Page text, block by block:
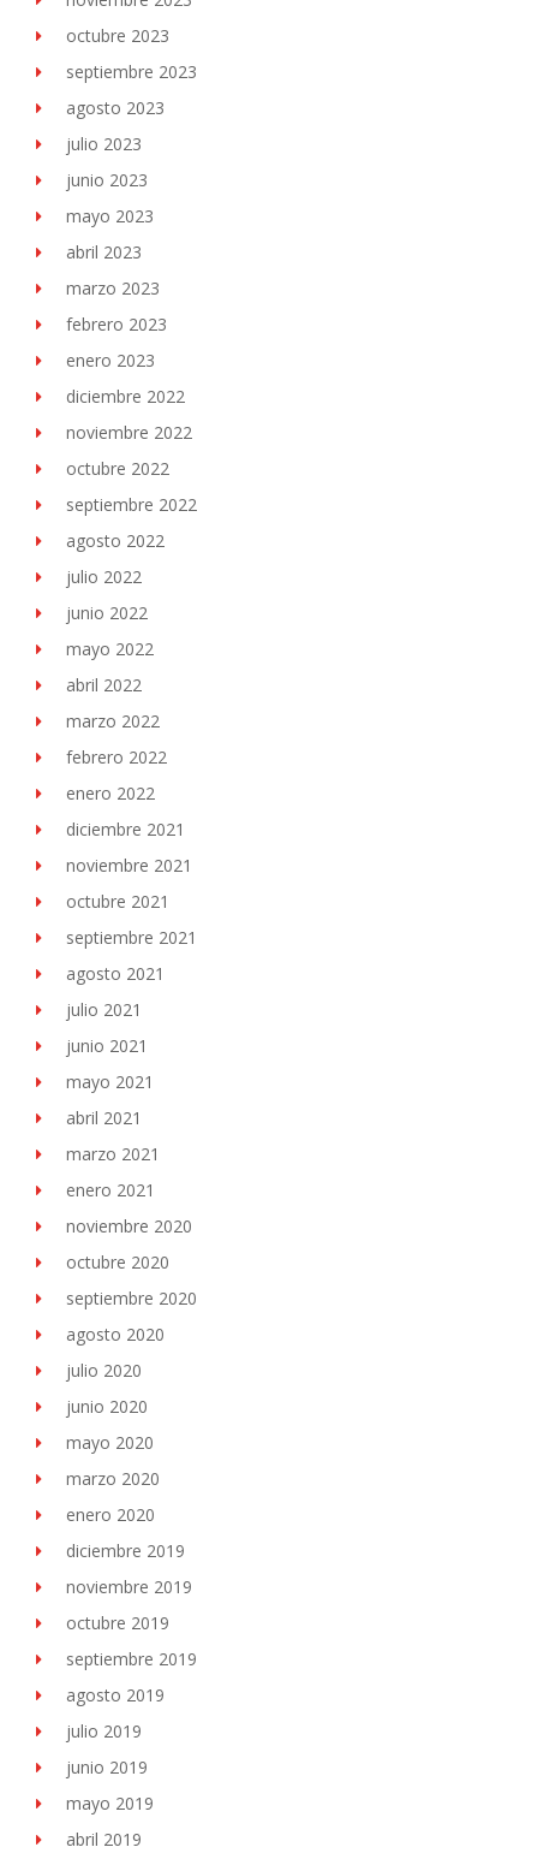
octubre 2023
septiembre 2023
agosto 2023
julio 2023
junio 2023
mayo 2023
abril 2023
marzo 2023
febrero 2023
enero 2023
diciembre 2022
noviembre 2022
octubre 2022
septiembre 2022
agosto 2022
julio 2022
junio 2022
mayo 2022
abril 2022
marzo 2022
febrero 2022
enero 2022
diciembre 2021
noviembre 2021
octubre 2021
septiembre 2021
agosto 2021
julio 2021
junio 2021
mayo 2021
abril 2021
marzo 2021
enero 2021
noviembre 2020
octubre 2020
septiembre 2020
agosto 2020
julio 2020
junio 2020
mayo 2020
marzo 2020
enero 2020
diciembre 2019
noviembre 2019
octubre 2019
septiembre 2019
agosto 2019
julio 2019
junio 2019
mayo 2019
abril 2019